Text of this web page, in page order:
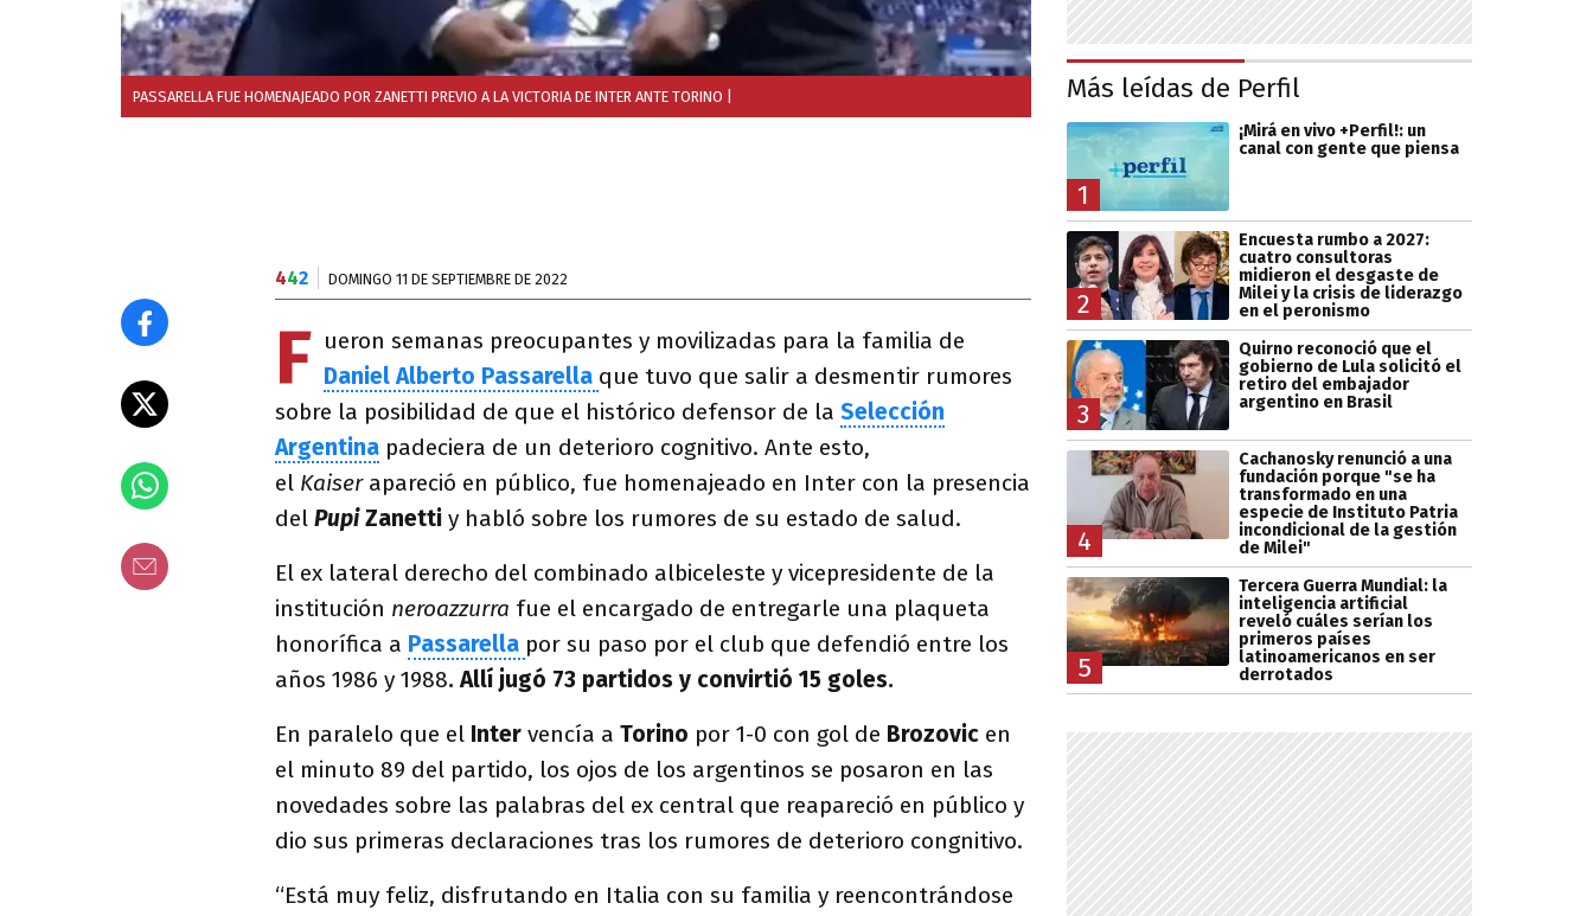
PASSARELLA FUE HOMENAJEADO POR ZANETTI PREVIO A LA VICTORIA DE INTER ANTE TORINO
442 DOMINGO 11 DE SEPTIEMBRE DE 2022
F ueron semanas preocupantes y movilizadas para la familia de
Daniel Alberto Passarella que tuvo que salir a desmentir rumores
sobre la posibilidad de que el histórico defensor de la Selección
Argentina padeciera de un deterioro cognitivo. Ante esto,
el Kaiserapareció en público, fue homenajeado en Inter con la presencia
del PupiZanetti y habló sobre los rumores de su estado de salud.
El ex lateral derecho del combinado albiceleste y vicepresidente de la
institución neroazzurra fue el encargado de entregarle una plaqueta
honorífica a Passarella por su paso por el club que defendió entre los
años 1986 y 1988. Allí jugó 73 partidos y convirtió 15 goles.
En paralelo que el Inter vencía a Torino por 1-0 con gol de Brozovic en
el minuto 89 del partido, los ojos de los argentinos se posaron en las
novedades sobre las palabras del ex central que reapareció en público y
dio sus primeras declaraciones tras los rumores de deterioro congnitivo.
“Está muy feliz, disfrutando en Italia con su familia y reencontrándose
Más leídas de Perfil
1
¡Mirá en vivo +Perfil!: un
canal con gente que piensa
2
Encuesta rumbo a 2027:
cuatro consultoras
midieron el desgaste de
Milei y la crisis de liderazgo
en el peronismo
3
Quirno reconoció que el
gobierno de Lula solicitó el
retiro del embajador
argentino en Brasil
4
Cachanosky renunció a una
fundación porque "se ha
transformado en una
especie de Instituto Patria
incondicional de la gestión
de Milei"
5
Tercera Guerra Mundial: la
inteligencia artificial
reveló cuáles serían los
primeros países
latinoamericanos en ser
derrotados